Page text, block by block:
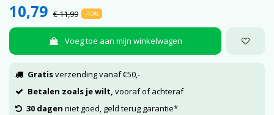
10,79 € 11,99 -10%
Voeg toe aan mijn winkelwagen
Gratisverzending vanaf €50,-
Betalen zoals je wilt, vooraf of achteraf
30 dagen niet goed, geld terug garantie*